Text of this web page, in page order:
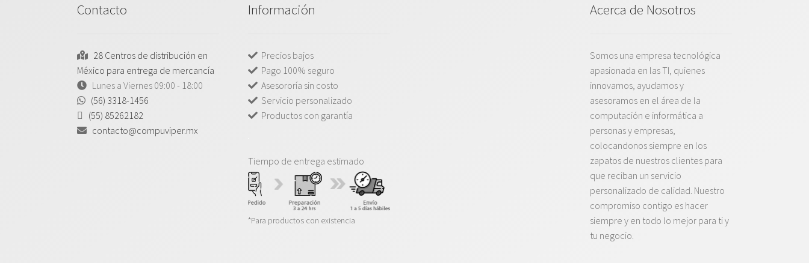
Contacto
28 Centros de distribución en
México para entrega de mercancía
Lunes a Viernes 09:00 - 18:00
(56) 3318-1456
(55) 85262182
contacto@compuviper.mx
Información
Precios bajos
Pago 100% seguro
Asesororía sin costo
Servicio personalizado
Productos con garantía
Tiempo de entrega estimado
*Para productos con existencia
Acerca de Nosotros
Somos una empresa tecnológica
apasionada en las TI, quienes
innovamos, ayudamos y
asesoramos en el área de la
computación e informática a
personas y empresas,
colocandonos siempre en los
zapatos de nuestros clientes para
que reciban un servicio
personalizado de calidad. Nuestro
compromiso contigo es hacer
siempre y en todo lo mejor para ti y
tu negocio.